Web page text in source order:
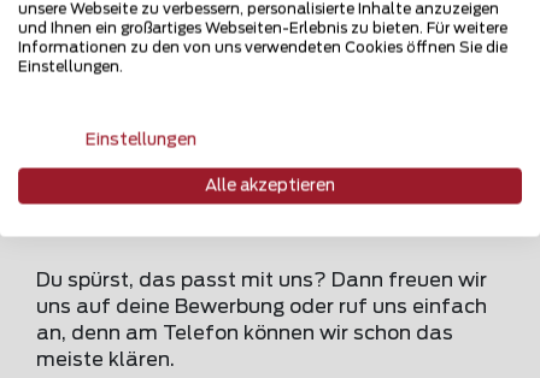
Langeweile ade – deine Arbeit ist äusserst
abwechslungsreich: unterschiedliche Kunden,
verschiedene Materialien, immer andere
Unterstützt wirst du von kraftvollen
deinem aufgestellten, coolen Team natürlich
Du spürst, das passt mit uns? Dann freuen wir
uns auf deine Bewerbung oder ruf uns einfach
an, denn am Telefon können wir schon das
meiste klären.
unsere Webseite zu verbessern, personalisierte Inhalte anzuzeigen
und Ihnen ein großartiges Webseiten-Erlebnis zu bieten. Für weitere
Informationen zu den von uns verwendeten Cookies öffnen Sie die
Einstellungen.
Einstellungen
Alle akzeptieren